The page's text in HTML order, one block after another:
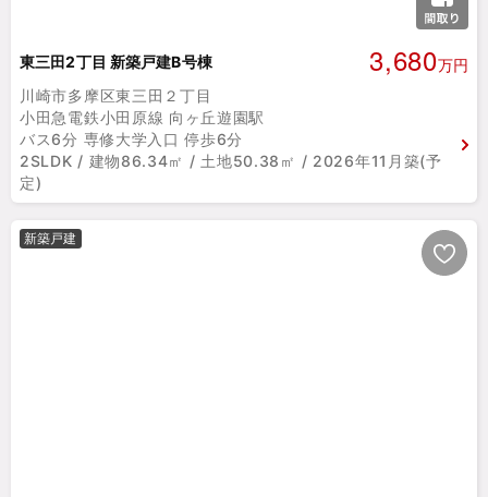
東三田2丁目 新築戸建B号棟 3,680万円
川崎市多摩区東三田２丁目
小田急電鉄小田原線 向ヶ丘遊園駅
バス6分 専修大学入口 停歩6分
2SLDK / 建物86.34㎡ / 土地50.38㎡ / 2026年11月築(予
定)
新築戸建